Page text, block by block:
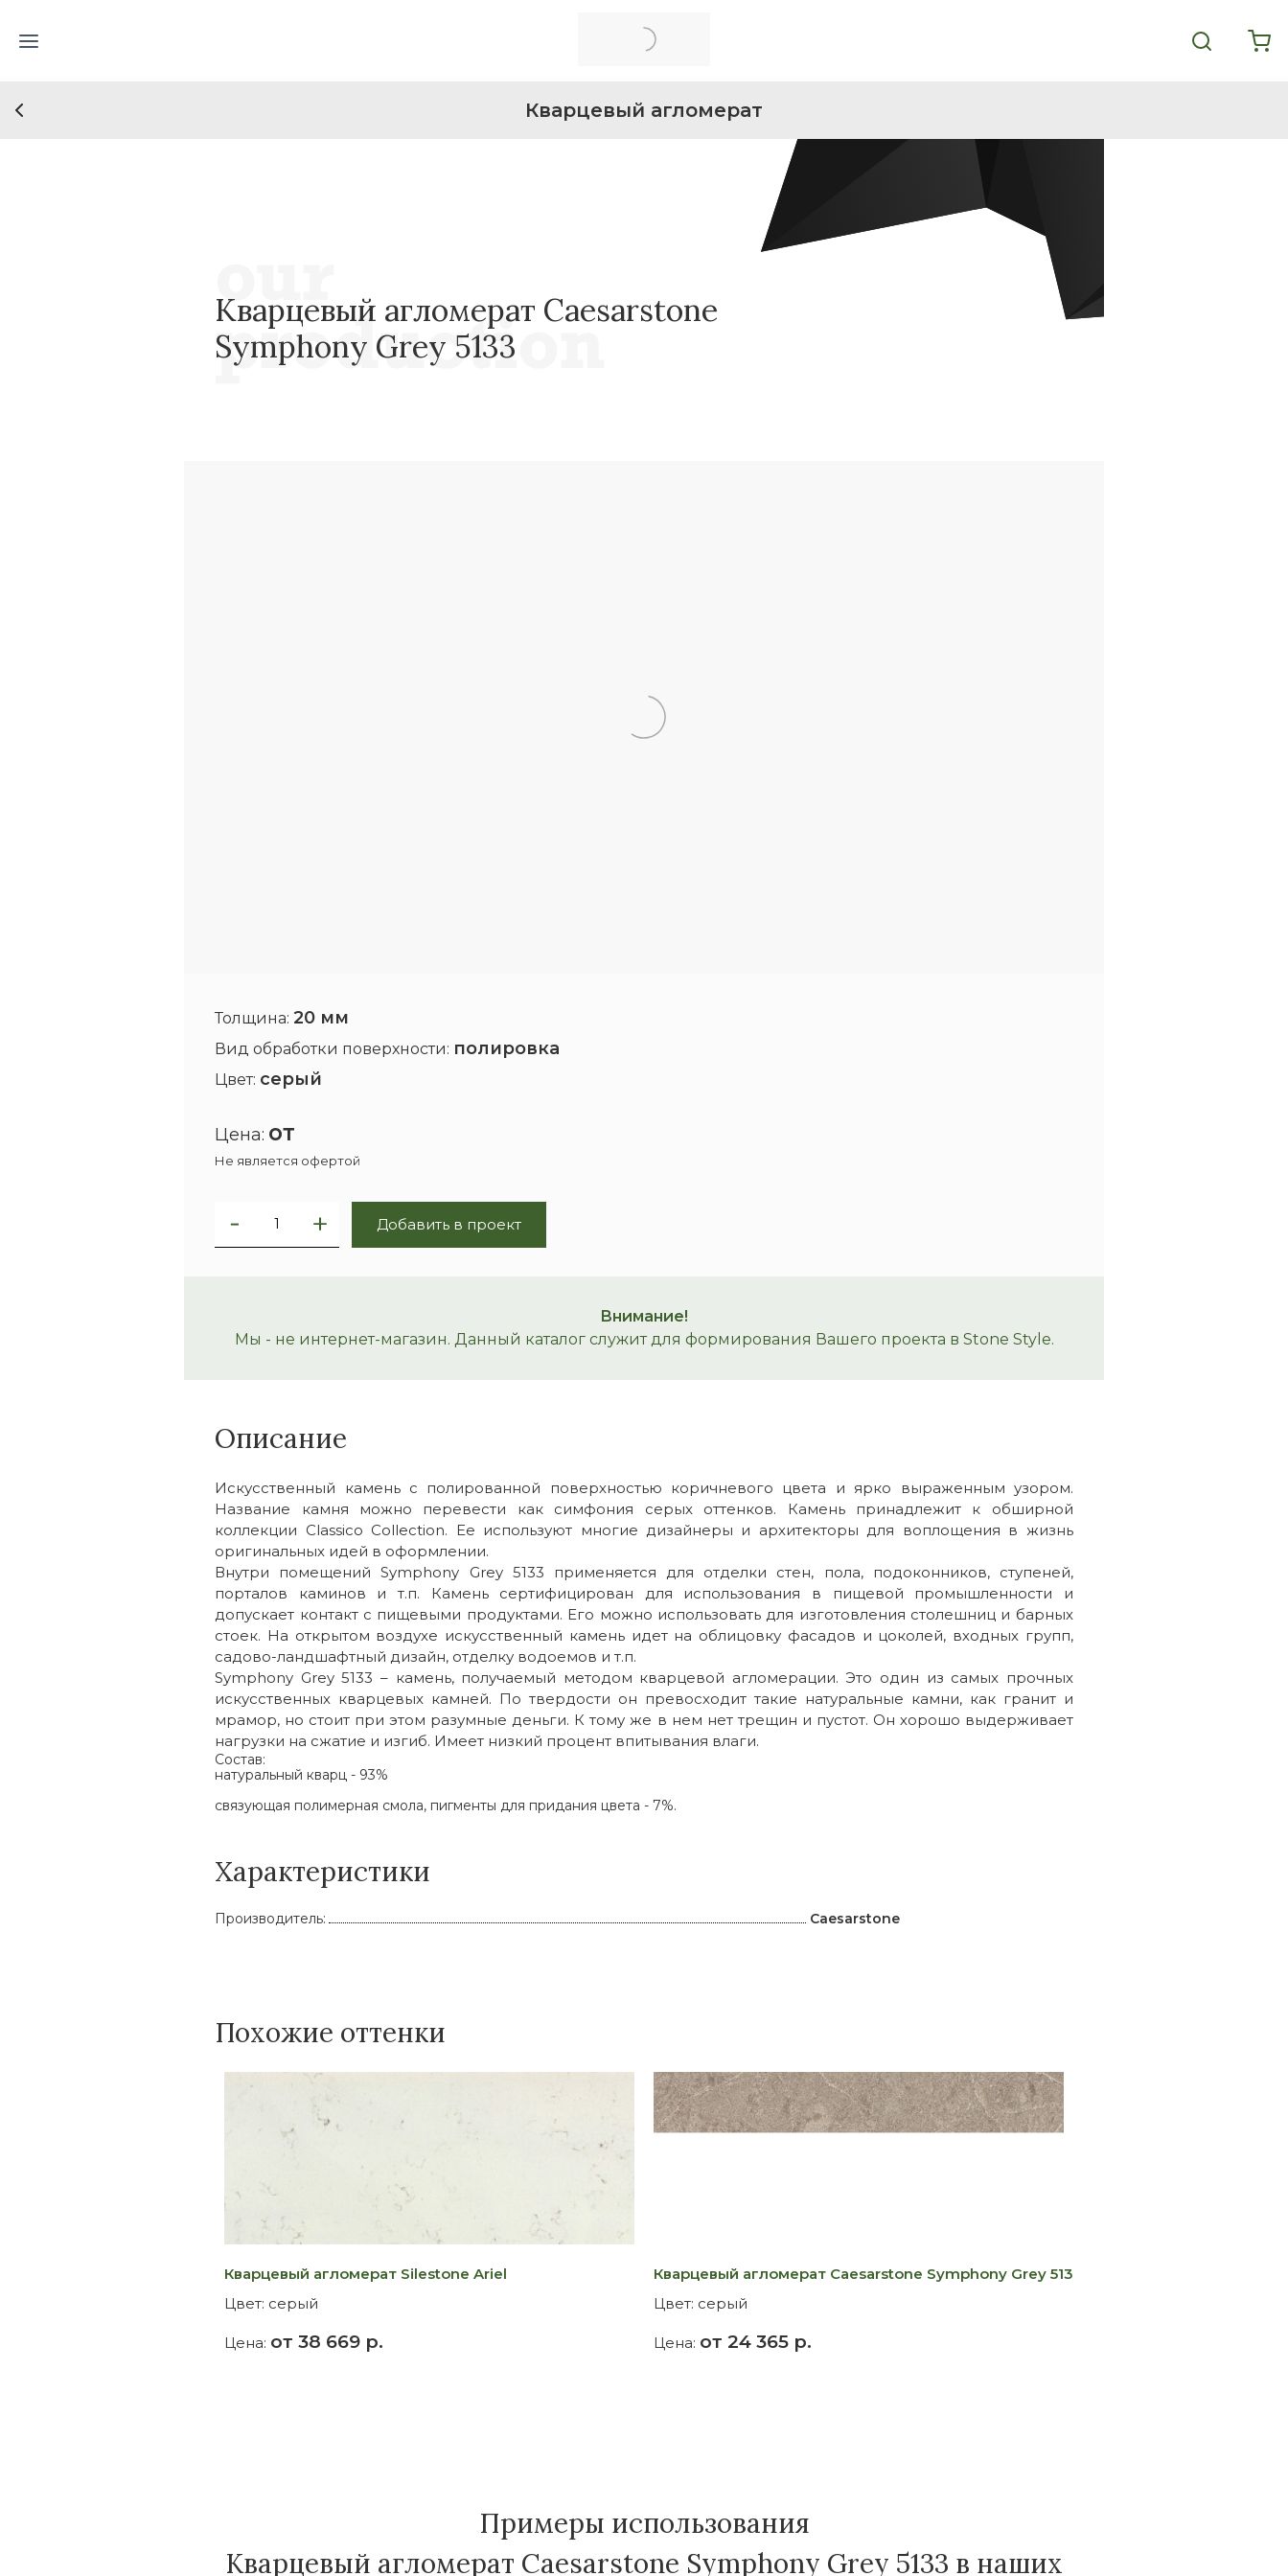
Кварцевый агломерат
Кварцевый агломерат Caesarstone
Symphony Grey 5133
Толщина: 20 мм
Вид обработки поверхности: полировка
Цвет: серый
Цена: от
Не является офертой
Добавить в проект
Внимание!
Мы - не интернет-магазин. Данный каталог служит для формирования Вашего проекта в Stone Style.
Описание
Искусственный камень с полированной поверхностью коричневого цвета и ярко выраженным узором.
Название камня можно перевести как симфония серых оттенков. Камень принадлежит к обширной
коллекции Classico Collection. Ее используют многие дизайнеры и архитекторы для воплощения в жизнь
оригинальных идей в оформлении.
Внутри помещений Symphony Grey 5133 применяется для отделки стен, пола, подоконников, ступеней,
порталов каминов и т.п. Камень сертифицирован для использования в пищевой промышленности и
допускает контакт с пищевыми продуктами. Его можно использовать для изготовления столешниц и барных
стоек. На открытом воздухе искусственный камень идет на облицовку фасадов и цоколей, входных групп,
садово-ландшафтный дизайн, отделку водоемов и т.п.
Symphony Grey 5133 – камень, получаемый методом кварцевой агломерации. Это один из самых прочных
искусственных кварцевых камней. По твердости он превосходит такие натуральные камни, как гранит и
мрамор, но стоит при этом разумные деньги. К тому же в нем нет трещин и пустот. Он хорошо выдерживает
нагрузки на сжатие и изгиб. Имеет низкий процент впитывания влаги.
Состав:
натуральный кварц - 93%
связующая полимерная смола, пигменты для придания цвета - 7%.
Характеристики
Производитель: Caesarstone
Похожие оттенки
Кварцевый агломерат Silestone Ariel
Цвет: серый
Цена: от 38 669 р.
Кварцевый агломерат Caesarstone Symphony Grey 5133
Цвет: серый
Цена: от 24 365 р.
Примеры использования
Кварцевый агломерат Caesarstone Symphony Grey 5133 в наших